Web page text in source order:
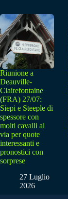
Riunione a
Deauville-
Clairefontaine
(FRA) 27/07:
Siepi e Steeple di
spessore con
molti cavalli al
via per quote
interessanti e
pronostici con
sorprese
27 Luglio
2026